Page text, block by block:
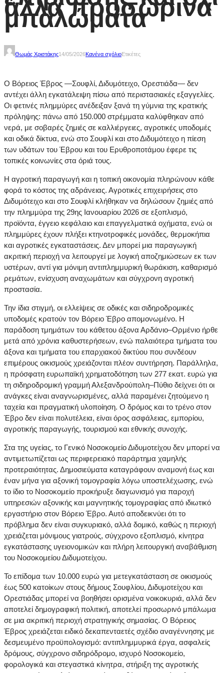
άλλα προσωρινά
μπαλώματα
Θωμάς Χριστάκης14/05/2026Κανένα σχόλιοΕτικέτες
Ο Βόρειος Έβρος —Σουφλί, Διδυμότειχο, Ορεστιάδα— δεν
αντέχει άλλη εγκατάλειψη πίσω από περιστασιακές εξαγγελίες.
Οι φετινές πλημμύρες ανέδειξαν ξανά τη γύμνια της κρατικής
πρόληψης: πάνω από 150.000 στρέμματα καλύφθηκαν από
νερά, με σοβαρές ζημιές σε καλλιέργειες, αγροτικές υποδομές
και οδικά δίκτυα, ενώ στο Σουφλί και στο Διδυμότειχο η πίεση
των υδάτων του Έβρου και του Ερυθροποτάμου έφερε τις
τοπικές κοινωνίες στα όριά τους.
Η αγροτική παραγωγή και η τοπική οικονομία πληρώνουν κάθε
φορά το κόστος της αδράνειας. Αγροτικές επιχειρήσεις στο
Διδυμότειχο και στο Σουφλί κλήθηκαν να δηλώσουν ζημιές από
την πλημμύρα της 29ης Ιανουαρίου 2026 σε εξοπλισμό,
προϊόντα, έγγειο κεφάλαιο και επαγγελματικά οχήματα, ενώ οι
πλημμύρες έχουν πλήξει κτηνοτροφικές μονάδες, θερμοκήπια
και αγροτικές εγκαταστάσεις. Δεν μπορεί μια παραγωγική
ακριτική περιοχή να λειτουργεί με λογική αποζημιώσεων εκ των
υστέρων, αντί για μόνιμη αντιπλημμυρική θωράκιση, καθαρισμό
ρεμάτων, ενίσχυση αναχωμάτων και σύγχρονη αγροτική
προστασία.
Την ίδια στιγμή, οι ελλείψεις σε οδικές και σιδηροδρομικές
υποδομές κρατούν τον Βόρειο Έβρο απομονωμένο. Η
παράδοση τμημάτων του κάθετου άξονα Αρδάνιο–Ορμένιο ήρθε
μετά από χρόνια καθυστερήσεων, ενώ παλαιότερα τμήματα του
άξονα και τμήματα του επαρχιακού δικτύου που συνδέουν
επιμέρους οικισμούς χρειάζονται πλέον συντήρηση. Παράλληλα,
η πρόσφατη ευρωπαϊκή χρηματοδότηση των 277 εκατ. ευρώ για
τη σιδηροδρομική γραμμή Αλεξανδρούπολη–Πύθιο δείχνει ότι οι
ανάγκες είναι αναγνωρισμένες, αλλά παραμένει ζητούμενο η
ταχεία και πραγματική υλοποίηση. Ο δρόμος και το τρένο στον
Έβρο δεν είναι πολυτέλεια, είναι όρος ασφάλειας, εμπορίου,
αγροτικής παραγωγής, τουρισμού και εθνικής συνοχής.
Στα της υγείας, το Γενικό Νοσοκομείο Διδυμοτείχου δεν μπορεί να
αντιμετωπίζεται ως περιφερειακό παράρτημα χαμηλής
προτεραιότητας. Δημοσιεύματα καταγράφουν αναμονή έως και
έναν μήνα για αξονική τομογραφία λόγω υποστελέχωσης, ενώ
το ίδιο το Νοσοκομείο προκήρυξε διαγωνισμό για παροχή
υπηρεσιών αξονικής και μαγνητικής τομογραφίας από ιδιωτικό
εργαστήριο στον Βόρειο Έβρο. Αυτό αποδεικνύει ότι το
πρόβλημα δεν είναι συγκυριακό, αλλά δομικό, καθώς η περιοχή
χρειάζεται μόνιμους γιατρούς, σύγχρονο εξοπλισμό, κίνητρα
εγκατάστασης υγειονομικών και πλήρη λειτουργική αναβάθμιση
του Νοσοκομείου Διδυμοτείχου.
Το επίδομα των 10.000 ευρώ για μετεγκατάσταση σε οικισμούς
έως 500 κατοίκων στους δήμους Σουφλίου, Διδυμοτείχου και
Ορεστιάδας μπορεί να βοηθήσει ορισμένα νοικοκυριά, αλλά δεν
αποτελεί δημογραφική πολιτική, αποτελεί προσωρινό μπάλωμα
σε μια ακριτική περιοχή στρατηγικής σημασίας. Ο Βόρειος
Έβρος χρειάζεται ειδικό δεκαπενταετές σχέδιο αναγέννησης με
δεσμευμένο προϋπολογισμό: αντιπλημμυρικά έργα, ασφαλείς
δρόμους, σύγχρονο σιδηρόδρομο, ισχυρό Νοσοκομείο,
φορολογικά και στεγαστικά κίνητρα, στήριξη της αγροτικής